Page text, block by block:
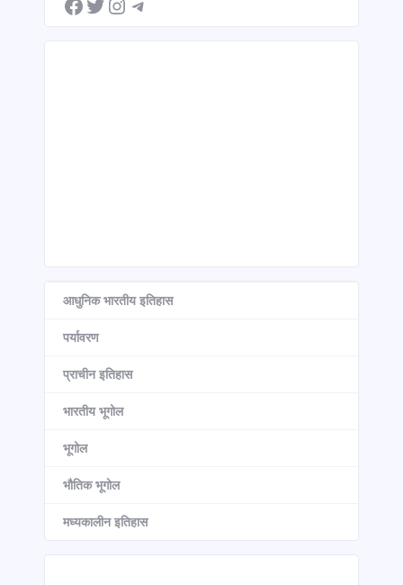
आधुनिक भारतीय इतिहास
पर्यावरण
प्राचीन इतिहास
भारतीय भूगोल
भूगोल
भौतिक भूगोल
मध्यकालीन इतिहास